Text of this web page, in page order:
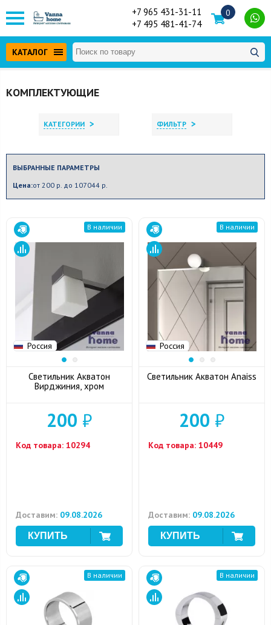
+7 965 431-31-11
+7 495 481-41-74
0
КАТАЛОГ
КОМПЛЕКТУЮЩИЕ
КАТЕГОРИИ > ФИЛЬТР >
ВЫБРАННЫЕ ПАРАМЕТРЫ
Цена:от 200 р. до 107044 р.
Россия
В наличии
Светильник Акватон
Вирджиния, хром
200 ₽
Код товара: 10294
Доставим: 09.08.2026
Россия
В наличии
Светильник Акватон Anaiss
200 ₽
Код товара: 10449
Доставим: 09.08.2026
В наличии В наличии